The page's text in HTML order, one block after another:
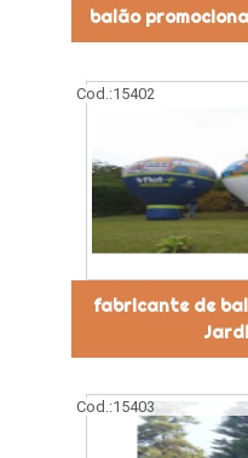
balão
Cod.:15402
fabricante de
Cod.:15403